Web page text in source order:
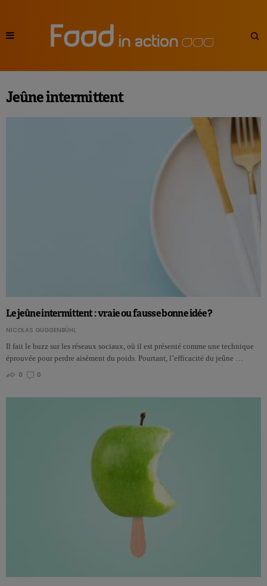
Jeûne intermittent
Le jeûne intermittent : vraie ou fausse bonne idée ?
NICOLAS GUGGENBÜHL
Il fait le buzz sur les réseaux sociaux, où il est présenté comme une technique
éprouvée pour perdre aisément du poids. Pourtant, l’efficacité du jeûne …
0
0